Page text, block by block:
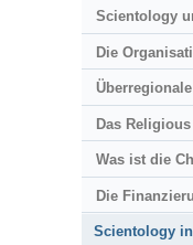
Scientology
Die
Das
Was ist die
Die
Scientology